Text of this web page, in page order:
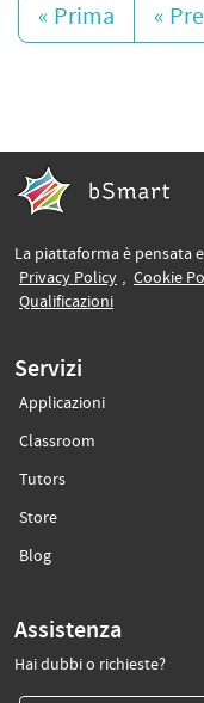
« Prima «
La piattaforma è pensata
Privacy Policy(si apre in
, Cookie
Qualificazioni(si apre in
Servizi
Applicazioni
Classroom
Tutors(si apre in un’altra
Store(si apre in un’altra
Blog(si apre in un’altra
Assistenza
Hai dubbi o richieste?